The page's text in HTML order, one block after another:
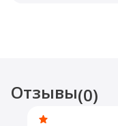
Отзывы(0)